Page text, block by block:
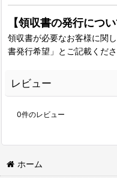
【領収書の発行につい
領収書が必要なお客様に関
書発行希望」とご記載くださ
レビュー
0件のレビュー
ホーム